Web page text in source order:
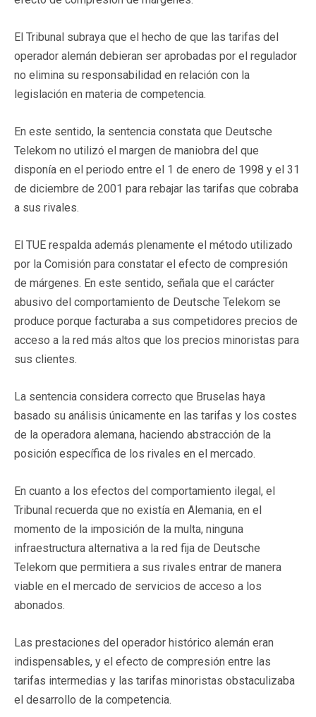
El Tribunal subraya que el hecho de que las tarifas del
operador alemán debieran ser aprobadas por el regulador
no elimina su responsabilidad en relación con la
legislación en materia de competencia.
En este sentido, la sentencia constata que Deutsche
Telekom no utilizó el margen de maniobra del que
disponía en el periodo entre el 1 de enero de 1998 y el 31
de diciembre de 2001 para rebajar las tarifas que cobraba
a sus rivales.
El TUE respalda además plenamente el método utilizado
por la Comisión para constatar el efecto de compresión
de márgenes. En este sentido, señala que el carácter
abusivo del comportamiento de Deutsche Telekom se
produce porque facturaba a sus competidores precios de
acceso a la red más altos que los precios minoristas para
sus clientes.
La sentencia considera correcto que Bruselas haya
basado su análisis únicamente en las tarifas y los costes
de la operadora alemana, haciendo abstracción de la
posición específica de los rivales en el mercado.
En cuanto a los efectos del comportamiento ilegal, el
Tribunal recuerda que no existía en Alemania, en el
momento de la imposición de la multa, ninguna
infraestructura alternativa a la red fija de Deutsche
Telekom que permitiera a sus rivales entrar de manera
viable en el mercado de servicios de acceso a los
abonados.
Las prestaciones del operador histórico alemán eran
indispensables, y el efecto de compresión entre las
tarifas intermedias y las tarifas minoristas obstaculizaba
el desarrollo de la competencia.